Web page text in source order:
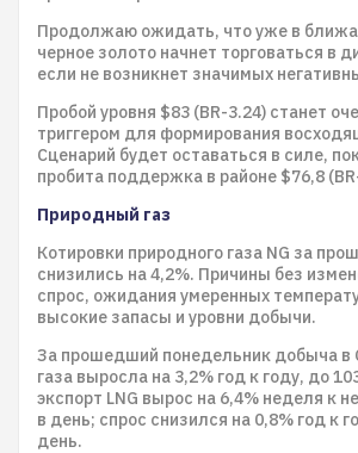
Продолжаю ожидать, что уже в
черное золото начнет торговаться в
если не возникнет значимых
Пробой уровня $83 (BR-3.24) станет
триггером для формирования
Сценарий будет оставаться в силе,
пробита поддержка в районе $76,8
Природный газ
Котировки природного газа NG за
снизились на 4,2%. Причины без
спрос, ожидания умеренных
высокие запасы и уровни добычи.
За прошедший понедельник добыча в
газа выросла на 3,2% год к году, до
экспорт LNG вырос на 6,4% неделя к
в день; спрос снизился на 0,8% год к
день.